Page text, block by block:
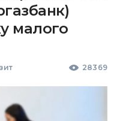
малого
28369